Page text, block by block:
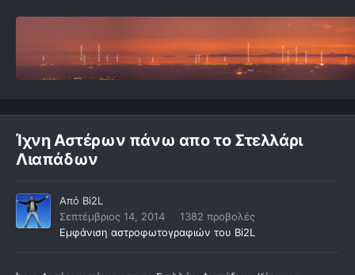
Ίχνη Αστέρων πάνω απο το Στελλάρι
Λιαπάδων
Από Bi2L
Σεπτέμβριος 14, 2014
1382 προβολές
Εμφάνιση αστροφωτογραφιών του Bi2L